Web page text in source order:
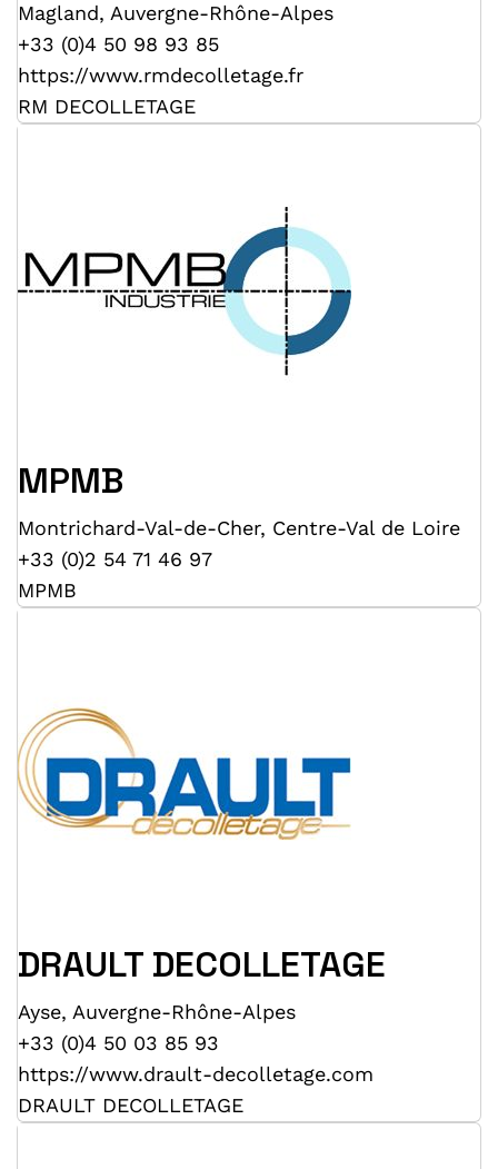
Magland, Auvergne-Rhône-Alpes
+33 (0)4 50 98 93 85
https://www.rmdecolletage.fr
RM DECOLLETAGE
MPMB
Montrichard-Val-de-Cher, Centre-Val de Loire
+33 (0)2 54 71 46 97
MPMB
DRAULT DECOLLETAGE
Ayse, Auvergne-Rhône-Alpes
+33 (0)4 50 03 85 93
https://www.drault-decolletage.com
DRAULT DECOLLETAGE